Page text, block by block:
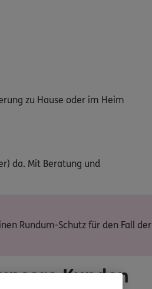
zu Hause oder im Heim
da. Mit Beratung und
Rundum-Schutz für den Fall der
Kunden